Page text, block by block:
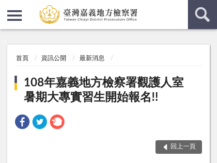
首頁 資訊公開 最新消息
108年嘉義地方檢察署觀護人室
暑期大專實習生開始報名!!
回上一頁